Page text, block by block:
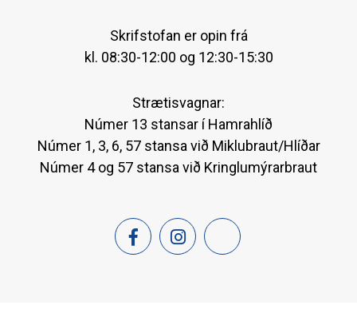
Skrifstofan er opin frá
kl. 08:30-12:00 og 12:30-15:30
Strætisvagnar:
Númer 13 stansar í Hamrahlíð
Númer 1, 3, 6, 57 stansa við Miklubraut/Hlíðar
Númer 4 og 57 stansa við Kringlumýrarbraut